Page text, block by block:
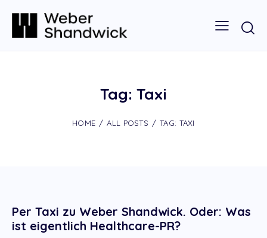
Tag: Taxi
HOME ALL POSTS TAG: TAXI
Per Taxi zu Weber Shandwick. Oder: Was
ist eigentlich Healthcare-PR?